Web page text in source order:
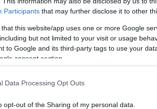
Participants that may further disclose it to other
that this website/app uses one or more Google
but not limited to your visit or usage
to Google and its third-party tags to use your
consent section.
Data Processing Opt Outs
opt-out of the Sharing of my personal data.
θα ακολουθήσει η ασφαλτόστρωση.